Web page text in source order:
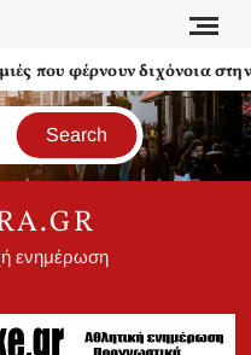
που φέρνουν διχόνοια στην
ενημέρωση